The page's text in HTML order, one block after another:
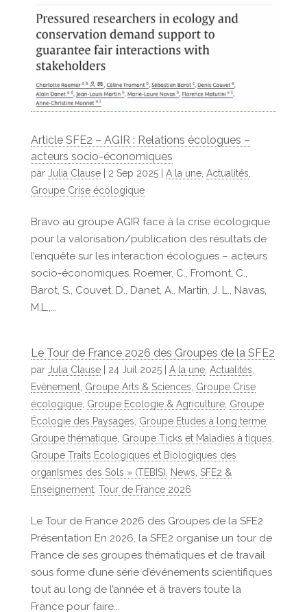
Article SFE2 – AGIR : Relations écologues –
acteurs socio-économiques
par Julia Clause| 2 Sep 2025| A la une, Actualités,
Groupe Crise écologique
Bravo au groupe AGIR face à la crise écologique
pour la valorisation/publication des résultats de
l’enquête sur les interaction écologues – acteurs
socio-économiques. Roemer, C., Fromont, C.,
Barot, S., Couvet, D., Danet, A., Martin, J. L., Navas,
M.L.,...
Le Tour de France 2026 des Groupes de la SFE2
par Julia Clause| 24 Juil 2025| A la une, Actualités,
Evènement, Groupe Arts & Sciences, Groupe Crise
écologique, Groupe Ecologie & Agriculture, Groupe
Écologie des Paysages, Groupe Etudes à long terme,
Groupe thématique, Groupe Ticks et Maladies à tiques,
Groupe Traits Ecologiques et Biologiques des
organIsmes des Sols » (TEBIS), News, SFE2 &
Enseignement, Tour de France 2026
Le Tour de France 2026 des Groupes de la SFE2
Présentation En 2026, la SFE2 organise un tour de
France de ses groupes thématiques et de travail
sous forme d’une série d’événements scientifiques
tout au long de l’année et à travers toute la
France pour faire...